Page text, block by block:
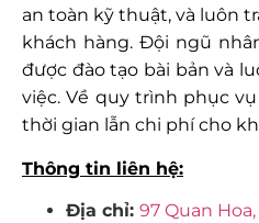
an toàn kỹ thuật, và luôn
khách hàng. Đội ngũ
được đào tạo bài bản và
việc. Về quy trình phục
thời gian lẫn chi phí cho
Thông tin liên hệ:
Địa chỉ: 97 Quan Hoa,